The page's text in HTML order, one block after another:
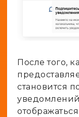
После того,
становится